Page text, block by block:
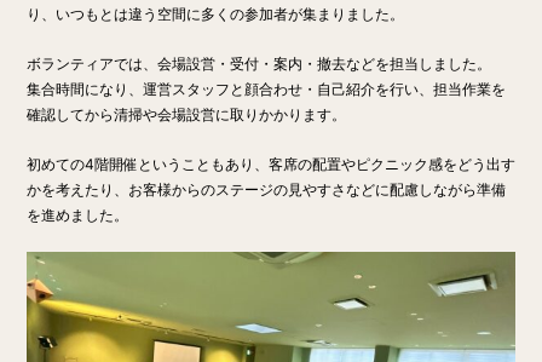
り、いつもとは違う空間に多くの参加者が集まりました。
ボランティアでは、会場設営・受付・案内・撤去などを担当しました。
集合時間になり、運営スタッフと顔合わせ・自己紹介を行い、担当作業を
確認してから清掃や会場設営に取りかかります。
初めての4階開催ということもあり、客席の配置やピクニック感をどう出す
かを考えたり、お客様からのステージの見やすさなどに配慮しながら準備
を進めました。